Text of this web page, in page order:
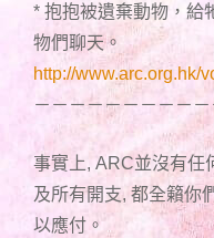
* 抱抱被遺棄動物，給
物們聊天。
http://www.arc.org.hk/
－－－－－－－－－
事實上, ARC並沒有任
及所有開支, 都全籟你
以應付。